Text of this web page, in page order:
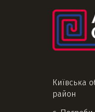
Київська
район